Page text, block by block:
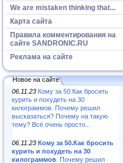
We are mistaken thinking that...
Карта сайта
Правила комментирования на
сайте SANDRONIC.RU
Реклама на сайте
Новое на сайте
06.11.23 Кому за 50.Как бросить
курить и похудеть на 30
килограммов. Почему решил
высказаться? Почему на такую
тему? Всё очень просто...
06.11.23 Кому за 50.Как бросить
курить и похудеть на 30
килограммов . Почему решил